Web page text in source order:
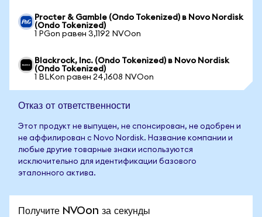
Procter & Gamble (Ondo Tokenized) в Novo Nordisk
(Ondo Tokenized)
1 PGon равен 3,1192 NVOon
Blackrock, Inc. (Ondo Tokenized) в Novo Nordisk
(Ondo Tokenized)
1 BLKon равен 24,1608 NVOon
Отказ от ответственности
Этот продукт не выпущен, не спонсирован, не одобрен и
не аффилирован с Novo Nordisk. Название компании и
любые другие товарные знаки используются
исключительно для идентификации базового
эталонного актива.
Получите NVOon за секунды